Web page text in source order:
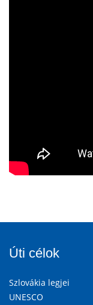
Úti célok
Szlovákia legjei
UNESCO